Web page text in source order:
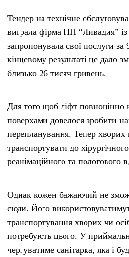
Тендер на технічне
виграла фірма ПП “Ливадия” із
запропонувала свої послуги
кінцевому результаті це дало
близько 26 тисяч гривень.
Для того щоб ліфт повноцінно
поверхами довелося зробити
перепланування. Тепер хворих
транспортувати до
реанімаційного та пологового
Однак кожен бажаючий не
сюди. Його
транспортування хворих чи
потребують цього. У
чергуватиме санітарка, яка і